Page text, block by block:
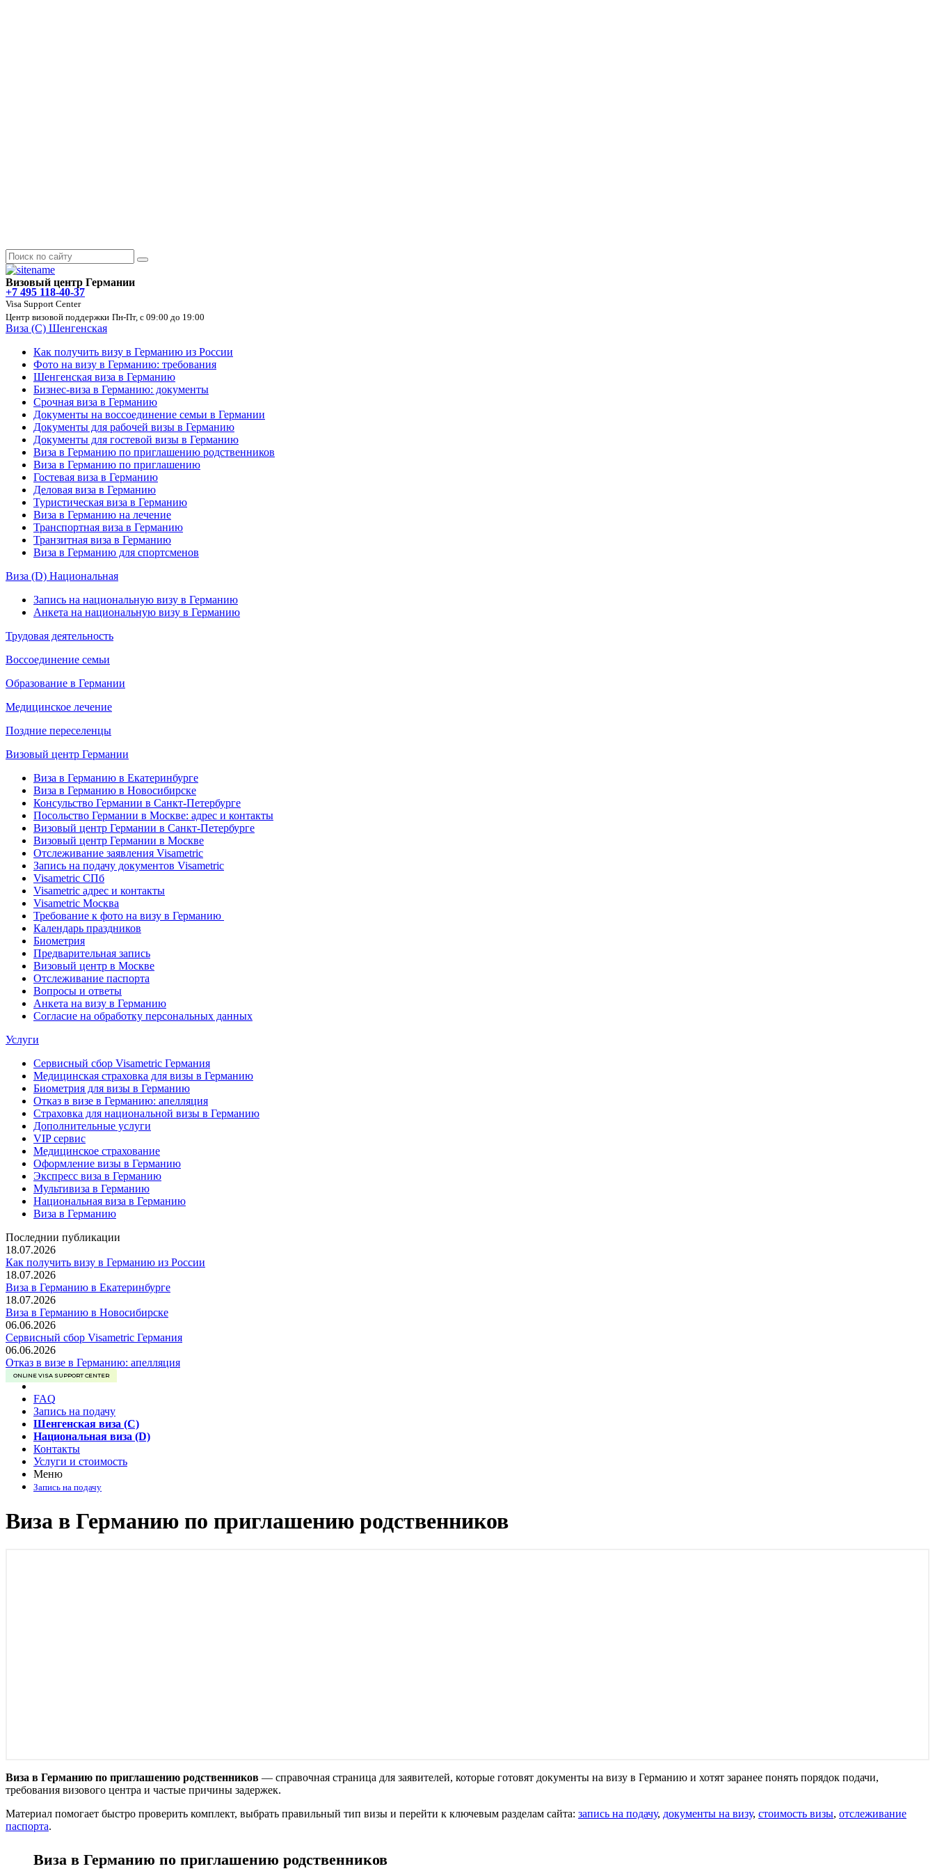
Визовый центр Германии
+7 495 118-40-37
Visa Support Center
Центр визовой поддержки Пн-Пт, с 09:00 до 19:00
Виза (C) Шенгенская
Как получить визу в Германию из России
Фото на визу в Германию: требования
Шенгенская виза в Германию
Бизнес-виза в Германию: документы
Срочная виза в Германию
Документы на воссоединение семьи в Германии
Документы для рабочей визы в Германию
Документы для гостевой визы в Германию
Виза в Германию по приглашению родственников
Виза в Германию по приглашению
Гостевая виза в Германию
Деловая виза в Германию
Туристическая виза в Германию
Виза в Германию на лечение
Транспортная виза в Германию
Транзитная виза в Германию
Виза в Германию для спортсменов
Виза (D) Национальная
Запись на национальную визу в Германию
Анкета на национальную визу в Германию
Трудовая деятельность
Воссоединение семьи
Образование в Германии
Медицинское лечение
Поздние переселенцы
Визовый центр Германии
Виза в Германию в Екатеринбурге
Виза в Германию в Новосибирске
Консульство Германии в Санкт-Петербурге
Посольство Германии в Москве: адрес и контакты
Визовый центр Германии в Санкт-Петербурге
Визовый центр Германии в Москве
Отслеживание заявления Visametric
Запись на подачу документов Visametric
Visametric СПб
Visametric адрес и контакты
Visametric Москва
Требование к фото на визу в Германию
Календарь праздников
Биометрия
Предварительная запись
Визовый центр в Москве
Отслеживание паспорта
Вопросы и ответы
Анкета на визу в Германию
Согласие на обработку персональных данных
Услуги
Сервисный сбор Visametric Германия
Медицинская страховка для визы в Германию
Биометрия для визы в Германию
Отказ в визе в Германию: апелляция
Страховка для национальной визы в Германию
Дополнительные услуги
VIP сервис
Медицинское страхование
Оформление визы в Германию
Экспресс виза в Германию
Мультивиза в Германию
Национальная виза в Германию
Виза в Германию
Последнии публикации
18.07.2026
Как получить визу в Германию из России
18.07.2026
Виза в Германию в Екатеринбурге
18.07.2026
Виза в Германию в Новосибирске
06.06.2026
Сервисный сбор Visametric Германия
06.06.2026
Отказ в визе в Германию: апелляция
ONLINE VISA SUPPORT CENTER
FAQ
Запись на подачу
Шенгенская виза (C)
Национальная виза (D)
Контакты
Услуги и стоимость
Меню
Запись на подачу
Виза в Германию по приглашению родственников
Виза в Германию по приглашению родственников — справочная страница для заявителей, которые готовят документы на визу в Германию и хотят заранее понять порядок подачи,
требования визового центра и частые причины задержек.
Материал помогает быстро проверить комплект, выбрать правильный тип визы и перейти к ключевым разделам сайта: запись на подачу, документы на визу, стоимость визы, отслеживание
паспорта.
Виза в Германию по приглашению родственников